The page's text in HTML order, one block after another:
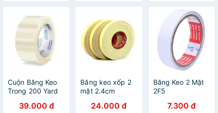
Cuộn Băng Keo
Trong 200 Yard
Dụng39.000 đ
Băng keo xốp 2
mặt 2.4cm
24.000 đ
Băng Keo 2 Mặt
2F5
7.300 đ